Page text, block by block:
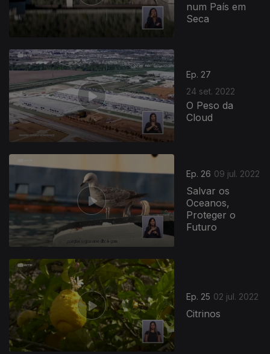
num País em
Seca
Ep. 27
24 set. 2022
O Peso da
Cloud
Ep. 26 09 jul. 2022
Salvar os
Oceanos,
Proteger o
Futuro
Ep. 25 02 jul. 2022
Citrinos